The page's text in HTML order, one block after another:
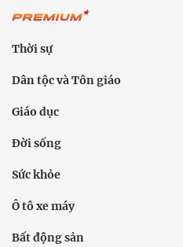
Thời sự
Dân tộc và Tôn giáo
Giáo dục
Đời sống
Sức khỏe
Ô tô xe máy
Bất động sản